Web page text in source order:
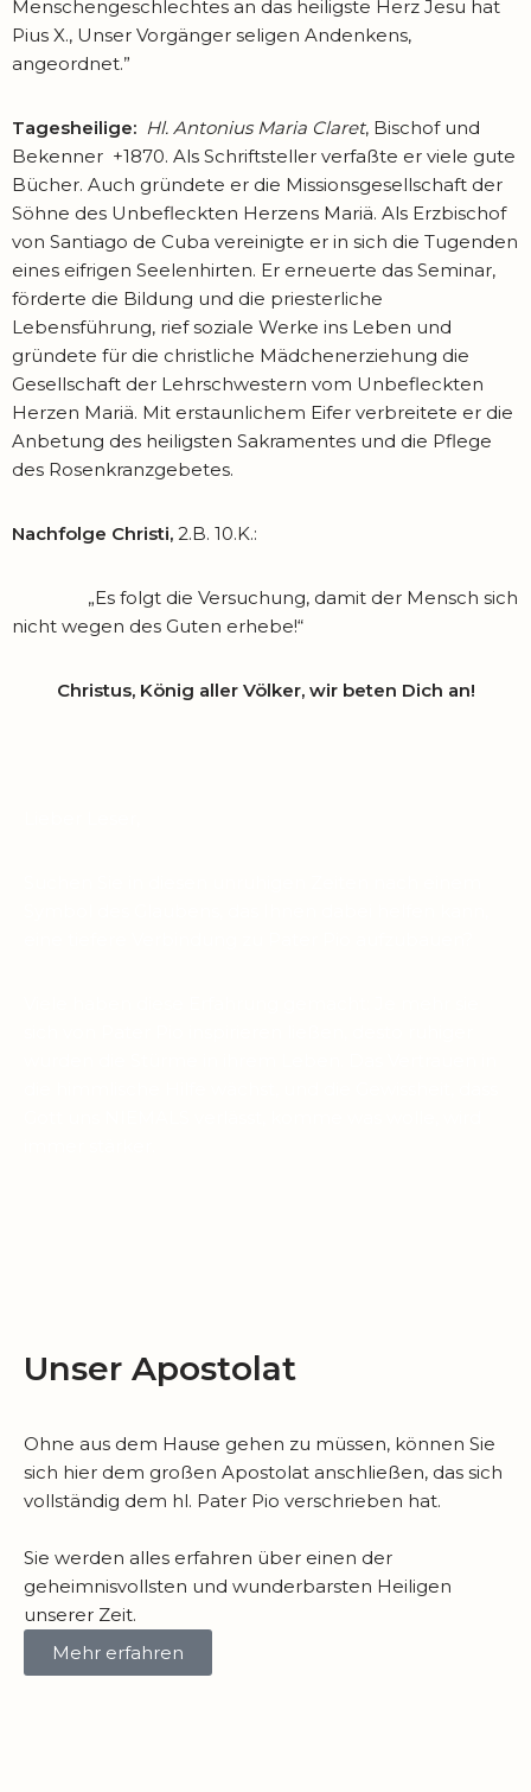
Menschengeschlechtes an das heiligste Herz Jesu hat
Pius X., Unser Vorgänger seligen Andenkens,
angeordnet.”
Tagesheilige: Hl. Antonius Maria Claret, Bischof und
Bekenner +1870. Als Schriftsteller verfaßte er viele gute
Bücher. Auch gründete er die Missions­gesellschaft der
Söhne des Unbefleckten Herzens Mariä. Als Erzbischof
von Santiago de Cuba vereini­gte er in sich die Tugenden
eines eifrigen Seelenhirten. Er erneuerte das Seminar,
förderte die Bildung und die priesterliche
Lebensführung, rief soziale Werke ins Leben und
gründete für die christ­liche Mädchenerziehung die
Gesellschaft der Lehrschwestern vom Unbefleckten
Herzen Mariä. Mit erstaunlichem Eifer verbreitete er die
Anbetung des heiligsten Sakramentes und die Pflege
des Rosenkranzgebetes.
Nachfolge Christi, 2.B. 10.K.:
„Es folgt die Versuchung, damit der Mensch sich
nicht wegen des Guten erhebe!“
Christus, König aller Völker, wir beten Dich an!
Unser Apostolat
Ohne aus dem Hause gehen zu müssen, können Sie
sich hier dem großen Apostolat anschließen, das sich
vollständig dem hl. Pater Pio verschrieben hat.
Sie werden alles erfahren über einen der
geheimnisvollsten und wunderbarsten Heiligen
unserer Zeit.
Mehr erfahren